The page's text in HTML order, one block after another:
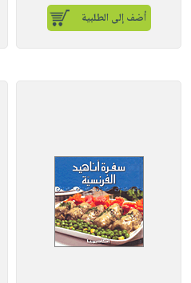
أضف إلى الطلبية